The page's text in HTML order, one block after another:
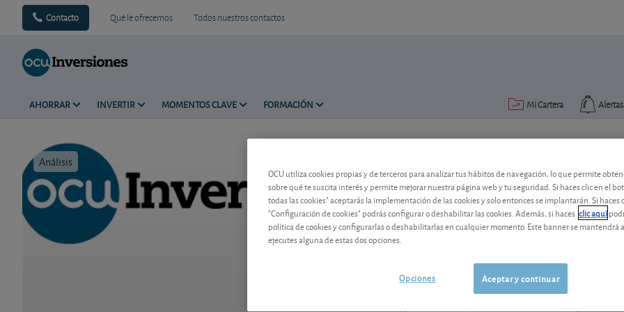
Contacto Qué le ofrecemos Todos nuestros contactos
AHORRAR INVERTIR MOMENTOS CLAVE FORMACIÓN Alertas
Mi Cartera
Análisis
¿Carrefour estaría
Los rumores sobre un possible
francesas resultan contradictorios.
OCU utiliza cookies propias y de terceros para analizar tus hábitos de navegación, lo que permite
sobre qué te suscita interés y permite mejorar nuestra página web y tu seguridad. Si haces clic en el
todas las cookies" aceptarás la implementación de las cookies y solo entonces se implantarán. Si haces
"Configuración de cookies" podrás configurar o deshabilitar las cookies. Además, si haces clic aquí
política de cookies y configurarlas o deshabilitarlas en cualquier momento. Este banner se mantendrá
ejecutes alguna de estas dos opciones.
Aceptar y continuar
Opciones